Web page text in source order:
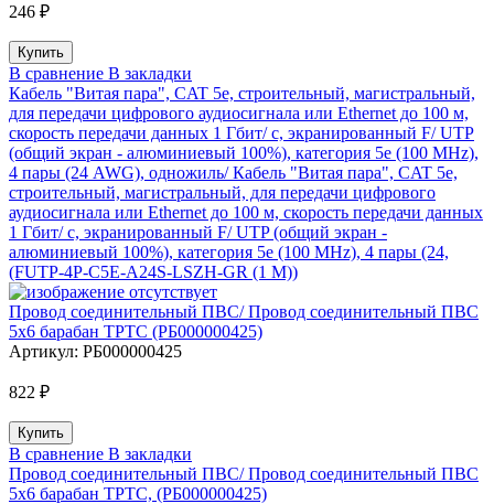
246 ₽
В сравнение В закладки
Кабель "Витая пара", CAT 5e, строительный, магистральный,
для передачи цифрового аудиосигнала или Ethernet до 100 м,
скорость передачи данных 1 Гбит/ с, экранированный F/ UTP
(общий экран - алюминиевый 100%), категория 5e (100 MHz),
4 пары (24 AWG), одножиль/ Кабель "Витая пара", CAT 5e,
строительный, магистральный, для передачи цифрового
аудиосигнала или Ethernet до 100 м, скорость передачи данных
1 Гбит/ с, экранированный F/ UTP (общий экран -
алюминиевый 100%), категория 5e (100 MHz), 4 пары (24,
(FUTP-4P-C5E-A24S-LSZH-GR (1 M))
Провод соединительный ПВС/ Провод соединительный ПВС
5х6 барабан ТРТС (РБ000000425)
Артикул: РБ000000425
822 ₽
В сравнение В закладки
Провод соединительный ПВС/ Провод соединительный ПВС
5х6 барабан ТРТС, (РБ000000425)